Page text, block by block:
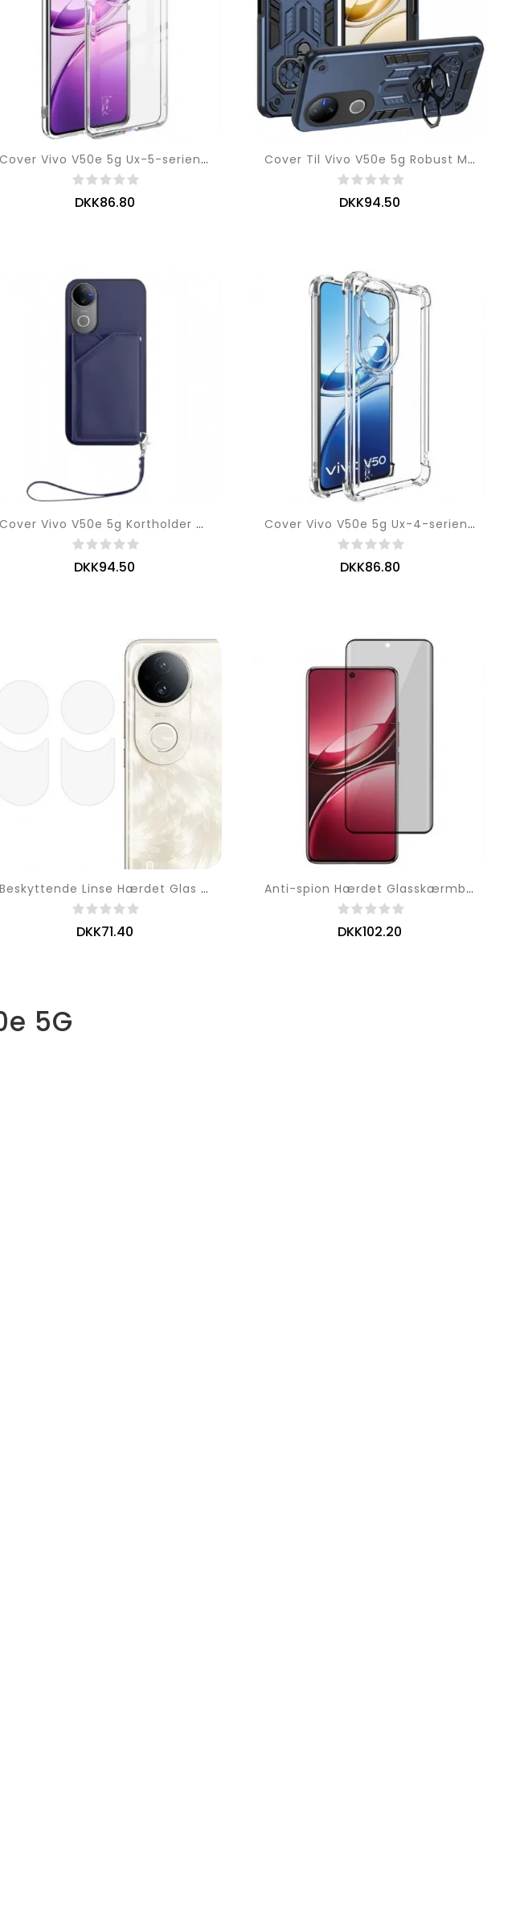
Cover Vivo V50e 5g Ux-5-serien Imak
DKK86.80
Cover Til Vivo V50e 5g Robust Med Stativ
DKK94.50
Cover Vivo V50e 5g Kortholder Og Snor
DKK94.50
Cover Vivo V50e 5g Ux-4-serien Imak
DKK86.80
Beskyttende Linse Hærdet Glas Til Vivo V50e 5g
DKK71.40
Anti-spion Hærdet Glasskærmbeskytter Til Vivo V50 5g / V50e 5g
DKK102.20
5G